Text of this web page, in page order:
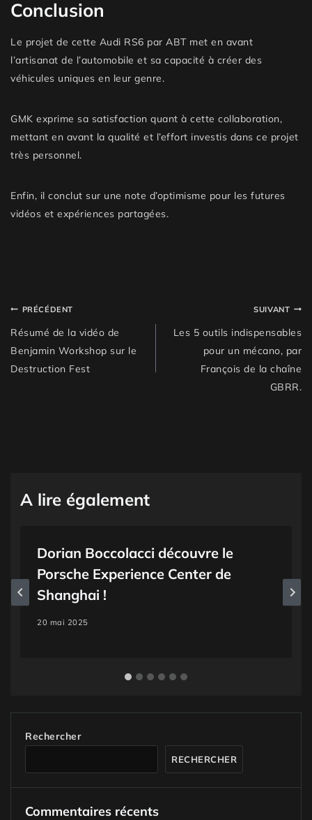
Conclusion
Le projet de cette Audi RS6 par ABT met en avant
l’artisanat de l’automobile et sa capacité à créer des
véhicules uniques en leur genre.
GMK exprime sa satisfaction quant à cette collaboration,
mettant en avant la qualité et l’effort investis dans ce projet
très personnel.
Enfin, il conclut sur une note d’optimisme pour les futures
vidéos et expériences partagées.
PRÉCÉDENT
Résumé de la vidéo de
Benjamin Workshop sur le
Destruction Fest
SUIVANT
Les 5 outils indispensables
pour un mécano, par
François de la chaîne
GBRR.
A lire également
Dorian Boccolacci découvre le
Porsche Experience Center de
Shanghai !
20 mai 2025
Rechercher
RECHERCHER
Commentaires récents